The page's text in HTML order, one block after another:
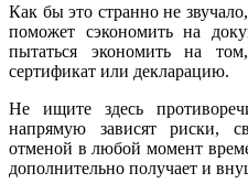
Как бы это странно не
поможет сэкономить на
пытаться экономить на
сертификат или декларацию.
Не ищите здесь
напрямую зависят риски,
отменой в любой момент
дополнительно получает и